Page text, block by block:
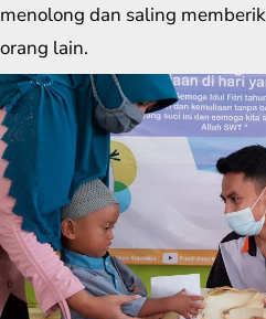
menolong dan saling
orang lain.